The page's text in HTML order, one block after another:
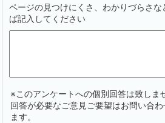
ページの見つけにくさ、わかりづらさ
ば記入してください
※このアンケートへの個別回答は致しま
回答が必要なご意見ご要望はお問い合
ます。